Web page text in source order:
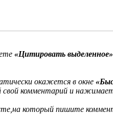
«Цитировать выделенное»
окажется в окне
свой комментарий и
который пишите